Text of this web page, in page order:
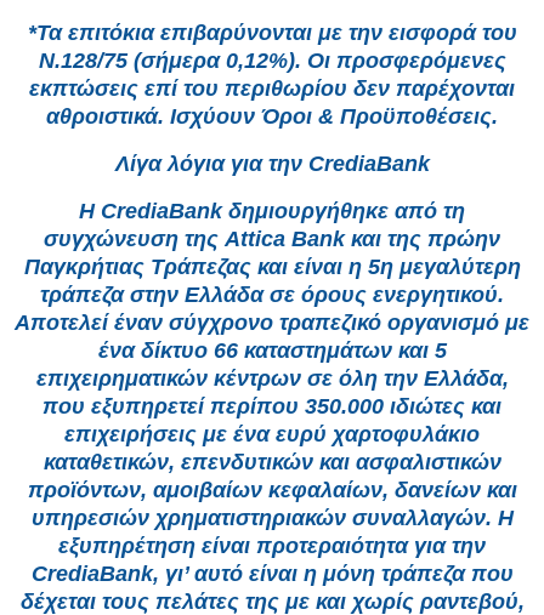
*Τα επιτόκια επιβαρύνονται με την εισφορά του
Ν.128/75 (σήμερα 0,12%). Οι προσφερόμενες
εκπτώσεις επί του περιθωρίου δεν παρέχονται
αθροιστικά. Ισχύουν Όροι & Προϋποθέσεις.
Λίγα λόγια για την CrediaBank
Η CrediaBank δημιουργήθηκε από τη
συγχώνευση της Attica Bank και της πρώην
Παγκρήτιας Τράπεζας και είναι η 5η μεγαλύτερη
τράπεζα στην Ελλάδα σε όρους ενεργητικού.
Αποτελεί έναν σύγχρονο τραπεζικό οργανισμό με
ένα δίκτυο 66 καταστημάτων και 5
επιχειρηματικών κέντρων σε όλη την Ελλάδα,
που εξυπηρετεί περίπου 350.000 ιδιώτες και
επιχειρήσεις με ένα ευρύ χαρτοφυλάκιο
καταθετικών, επενδυτικών και ασφαλιστικών
προϊόντων, αμοιβαίων κεφαλαίων, δανείων και
υπηρεσιών χρηματιστηριακών συναλλαγών. Η
εξυπηρέτηση είναι προτεραιότητα για την
CrediaBank, γι’ αυτό είναι η μόνη τράπεζα που
δέχεται τους πελάτες της με και χωρίς ραντεβού,